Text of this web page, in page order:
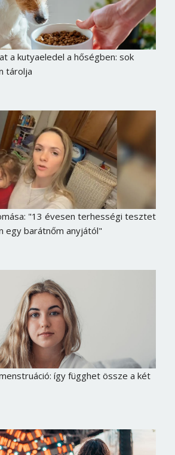
a kutyaeledel a hőségben: sok
tárolja
"13 évesen terhességi tesztet
egy barátnőm anyjától"
így függhet össze a két